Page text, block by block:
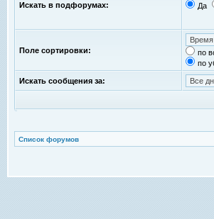
Искать в подфорумах: Да
Поле сортировки:
по
по
Искать сообщения за:
Список форумов